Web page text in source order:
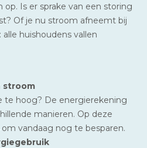
Is er sprake van een storing
Of je nu stroom afneemt bij
huishoudens vallen
stroom
te hoog? De energierekening
manieren. Op deze
vandaag nog te besparen.